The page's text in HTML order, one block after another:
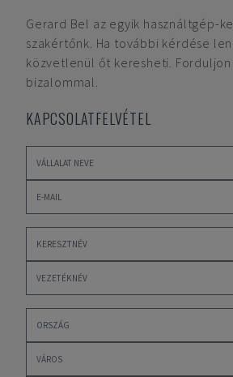
Gerard Bel az egyik használtgép-
szakértőnk. Ha további kérdése
közvetlenül őt keresheti. Forduljon
bizalommal.
KAPCSOLATFELVÉTEL